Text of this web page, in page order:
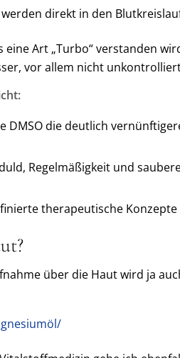
direkt in den
Art „Turbo“ verstanden
vor allem nicht
DMSO die deutlich
Regelmäßigkeit und
therapeutische Konzepte
über die Haut wird ja